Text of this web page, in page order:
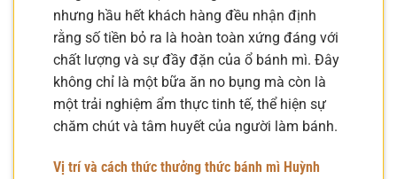
nhưng hầu hết khách hàng đều nhận định
rằng số tiền bỏ ra là hoàn toàn xứng đáng với
chất lượng và sự đầy đặn của ổ bánh mì. Đây
không chỉ là một bữa ăn no bụng mà còn là
một trải nghiệm ẩm thực tinh tế, thể hiện sự
chăm chút và tâm huyết của người làm bánh.
Vị trí và cách thức thưởng thức bánh mì Huỳnh